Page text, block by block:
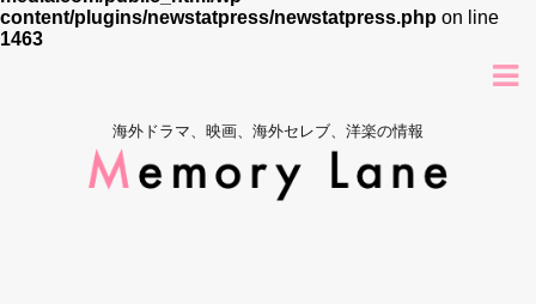
content/plugins/newstatpress/newstatpress.php on line
1463
海外ドラマ、映画、海外セレブ、洋楽の情報